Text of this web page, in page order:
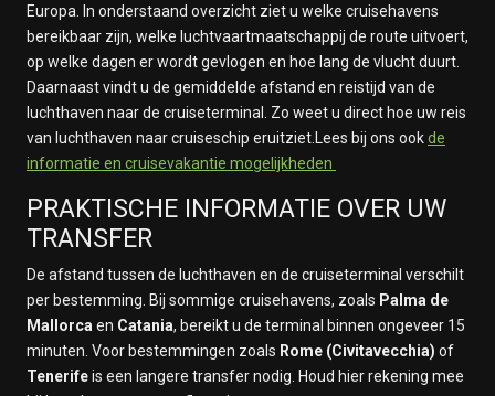
Europa. In onderstaand overzicht ziet u welke cruisehavens
bereikbaar zijn, welke luchtvaartmaatschappij de route uitvoert,
op welke dagen er wordt gevlogen en hoe lang de vlucht duurt.
Daarnaast vindt u de gemiddelde afstand en reistijd van de
luchthaven naar de cruiseterminal. Zo weet u direct hoe uw reis
van luchthaven naar cruiseschip eruitziet.Lees bij ons ookde
informatie en cruisevakantie mogelijkheden
PRAKTISCHE INFORMATIE OVER UW
TRANSFER
De afstand tussen de luchthaven en de cruiseterminal verschilt
per bestemming. Bij sommige cruisehavens, zoals Palma de
Mallorca en Catania, bereikt u de terminal binnen ongeveer 15
minuten. Voor bestemmingen zoals Rome (Civitavecchia) of
Tenerifeis een langere transfer nodig. Houd hier rekening mee